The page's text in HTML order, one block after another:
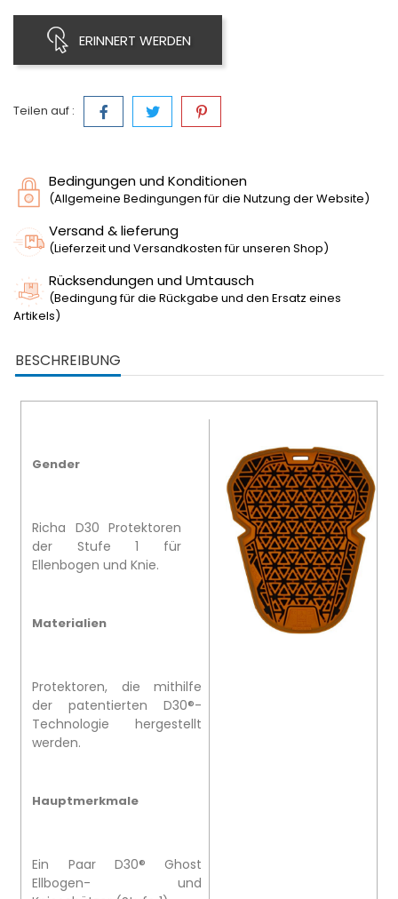
ERINNERT WERDEN
Teilen auf :
Bedingungen und Konditionen
(Allgemeine Bedingungen für die Nutzung der Website)
Versand & lieferung
(Lieferzeit und Versandkosten für unseren Shop)
Rücksendungen und Umtausch
(Bedingung für die Rückgabe und den Ersatz eines
Artikels)
BESCHREIBUNG
Gender
Richa D30 Protektoren
der Stufe 1 für
Ellenbogen und Knie.
Materialien
Protektoren, die mithilfe
der patentierten D30®-
Technologie hergestellt
werden.
Hauptmerkmale
Ein Paar D30® Ghost
Ellbogen- und